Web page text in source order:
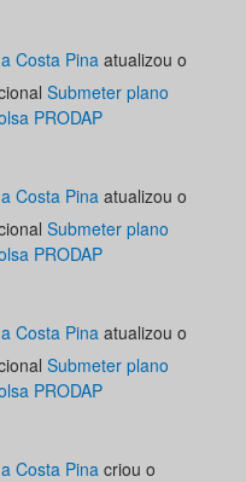
Costa Pina atualizou o
Submeter plano
PRODAP
Costa Pina atualizou o
Submeter plano
PRODAP
Costa Pina atualizou o
Submeter plano
PRODAP
Costa Pina criou o